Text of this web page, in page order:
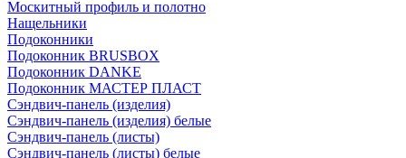
Москитный профиль и полотно
Нащельники
Подоконники
Подоконник BRUSBOX
Подоконник DANKE
Подоконник МАСТЕР ПЛАСТ
Сэндвич-панель (изделия)
Сэндвич-панель (изделия) белые
Сэндвич-панель (листы)
Сэндвич-панель (листы) белые